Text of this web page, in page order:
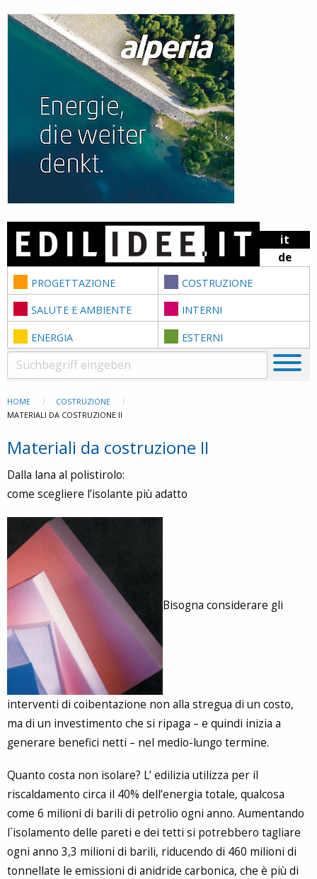
Skip to content
it
de
PROGETTAZIONE COSTRUZIONE
SALUTE E AMBIENTE INTERNI
ENERGIA ESTERNI
HOME
COSTRUZIONE
MATERIALI DA COSTRUZIONE II
Materiali da costruzione II
Dalla lana al polistirolo:
come scegliere l’isolante più adatto
Bisogna considerare gli
interventi di coibentazione non alla stregua di un costo,
ma di un investimento che si ripaga – e quindi inizia a
generare benefici netti – nel medio-lungo termine.
Quanto costa non isolare? L’ edilizia utilizza per il
riscaldamento circa il 40% dell’energia totale, qualcosa
come 6 milioni di barili di petrolio ogni anno. Aumentando
l`isolamento delle pareti e dei tetti si potrebbero tagliare
ogni anno 3,3 milioni di barili, riducendo di 460 milioni di
tonnellate le emissioni di anidride carbonica, che è più di